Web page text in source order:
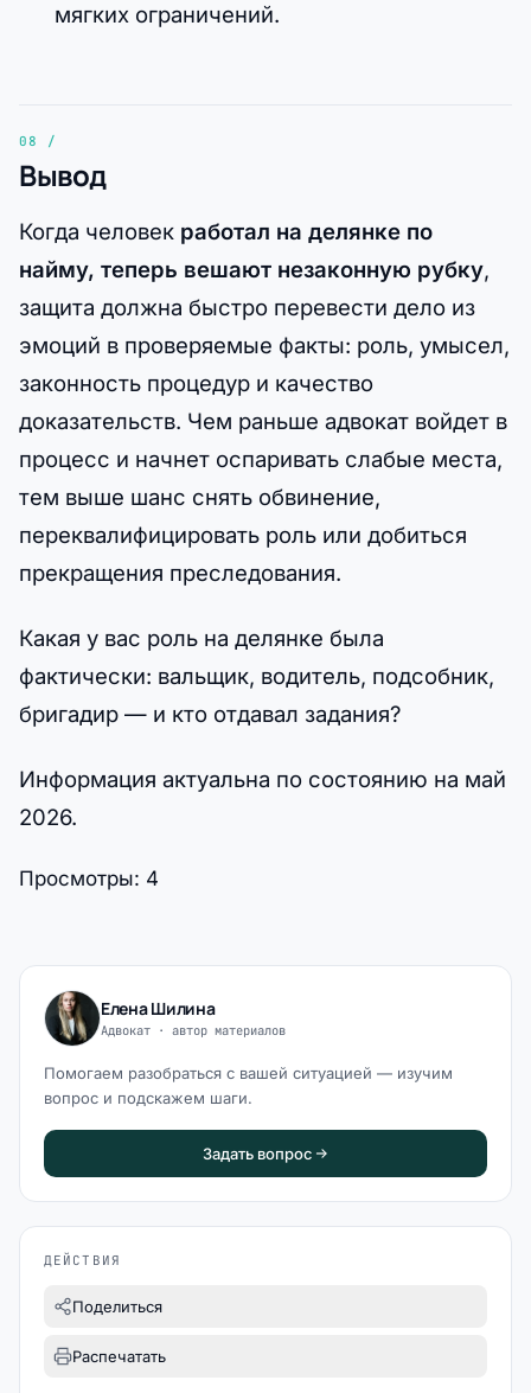
мягких ограничений.
Вывод
Когда человек работал на делянке по
найму, теперь вешают незаконную рубку,
защита должна быстро перевести дело из
эмоций в проверяемые факты: роль, умысел,
законность процедур и качество
доказательств. Чем раньше адвокат войдет в
процесс и начнет оспаривать слабые места,
тем выше шанс снять обвинение,
переквалифицировать роль или добиться
прекращения преследования.
Какая у вас роль на делянке была
фактически: вальщик, водитель, подсобник,
бригадир — и кто отдавал задания?
Информация актуальна по состоянию на май
2026.
Просмотры: 4
Елена Шилина
Адвокат · автор материалов
Помогаем разобраться с вашей ситуацией — изучим
вопрос и подскажем шаги.
Задать вопрос
ДЕЙСТВИЯ
Поделиться
Распечатать